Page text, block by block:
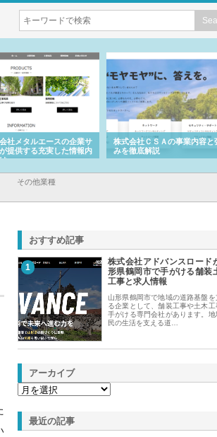
社メタルエースの企業サ
提供する充実した情報内
株式会社ＣＳＡの事業内容と
みを徹底解説
その他業種
おすすめ記事
1
株式会社アドバンスロード
形県鶴岡市で手がける舗装
工事と求人情報
山形県鶴岡市で地域の道路基盤を
る企業として、舗装工事や土木工
手がける専門会社があります。地
民の生活を支える道…
アーカイブ
最近の記事